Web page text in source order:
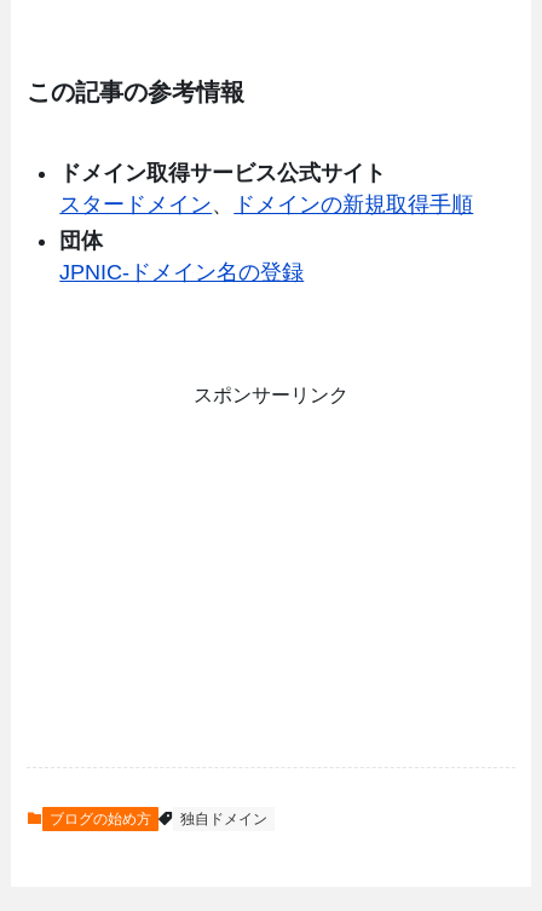
この記事の参考情報
ドメイン取得サービス公式サイト
スタードメイン、
ドメインの新規取得手順
団体
JPNIC-ドメイン名の登録
スポンサーリンク
ブログの始め方 独自ドメイン